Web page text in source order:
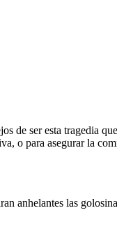
de ser esta tragedia
o para asegurar la
anhelantes las